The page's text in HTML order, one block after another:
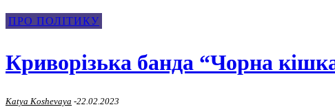
ПРО ПОЛІТИКУ
Криворізька банда “Чорна
Katya Koshevaya -22.02.2023